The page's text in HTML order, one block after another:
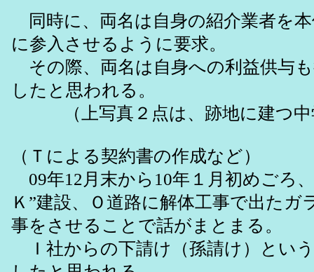
同時に、両名は自身の紹介業者を
に参入させるように要求。
その際、両名は自身への利益供与
したと思われる。
（上写真２点は、跡地に建つ中
（Ｔによる契約書の作成など）
09年12月末から10年１月初めごろ
Ｋ”建設、Ｏ道路に解体工事で出たガ
事をさせることで話がまとまる。
Ｉ社からの下請け（孫請け）とい